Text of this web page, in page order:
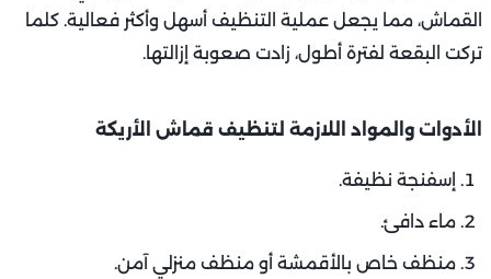
القماش، مما يجعل عملية التنظيف أسهل وأكثر فعالية. كلما
تركت البقعة لفترة أطول، زادت صعوبة إزالتها.
الأدوات والمواد اللازمة لتنظيف قماش الأريكة
إسفنجة نظيفة.
ماء دافئ.
منظف خاص بالأقمشة أو منظف منزلي آمن.